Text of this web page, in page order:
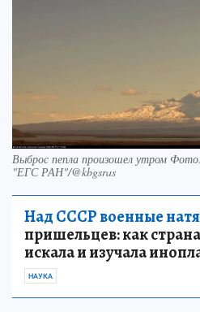
Выброс пепла произошел утром
"ЕГС РАН"/@kbgsras
Над СССР военные
пришельцев: как
искала и изучала
НАУКА